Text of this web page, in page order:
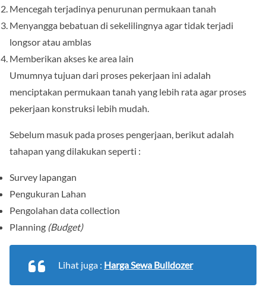
Mencegah terjadinya penurunan permukaan tanah
Menyangga bebatuan di sekelilingnya agar tidak terjadi
longsor atau amblas
Memberikan akses ke area lain
Umumnya tujuan dari proses pekerjaan ini adalah
menciptakan permukaan tanah yang lebih rata agar proses
pekerjaan konstruksi lebih mudah.
Sebelum masuk pada proses pengerjaan, berikut adalah
tahapan yang dilakukan seperti :
Survey lapangan
Pengukuran Lahan
Pengolahan data collection
Planning (Budget)
Lihat juga : Harga Sewa Bulldozer